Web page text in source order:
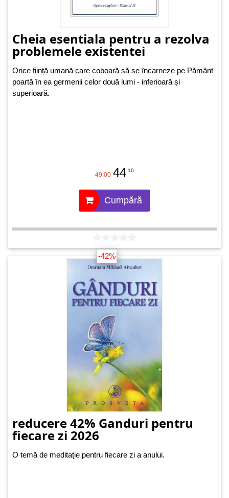
Cheia esentiala pentru a rezolva
problemele existentei
Orice ființă umană care coboară să se încarneze pe Pământ
poartă în ea germenii celor două lumi - inferioară și
superioară.
49.00 44 .10
Cumpără
-42%
reducere 42% Ganduri pentru
fiecare zi 2026
O temă de meditație pentru fiecare zi a anului.